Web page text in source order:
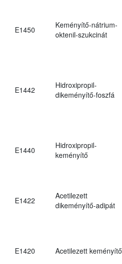
E1450
Keményítő-nátrium-
oktenil-szukcinát
E1442
Hidroxipropil-
dikeményítő-foszfá
E1440
Hidroxipropil-
keményítő
E1422
Acetilezett
dikeményítő-adipát
E1420 Acetilezett keményítő